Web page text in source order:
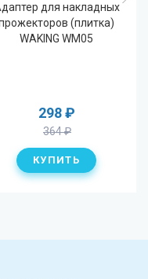
для накладных
(плитка)
WAKING WM05
298₽
364₽